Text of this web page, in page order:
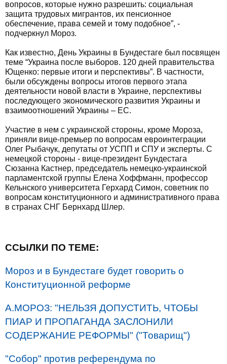
вопросов, которые нужно разрешить: социальная
защита трудовых мигрантов, их пенсионное
обеспечение, права семей и тому подобное”, -
подчеркнул Мороз.
Как известно, День Украины в Бундестаге был посвящен
теме “Украина после выборов. 120 дней правительства
Ющенко: первые итоги и перспективы”. В частности,
были обсуждены вопросы итогов первого этапа
деятельности новой власти в Украине, перспективы
последующего экономического развития Украины и
взаимоотношений Украины – ЕС.
Участие в нем с украинской стороны, кроме Мороза,
приняли вице-премьер по вопросам евроинтеграции
Олег Рыбачук, депутаты от УСПП и СПУ и эксперты. С
немецкой стороны - вице-президент Бундестага
Сюзанна Кастнер, председатель немецко-украинской
парламентской группы Елена Хоффманн, профессор
Кельнского университета Герхард Симон, советник по
вопросам конституционного и административного права
в странах СНГ Бернхард Шлер.
ССЫЛКИ ПО ТЕМЕ:
Мороз и в Бундестаге будет говорить о
Конституционной реформе
А.МОРОЗ: "НЕЛЬЗЯ ДОПУСТИТЬ, ЧТОБЫ
ПИАР И ПРОПАГАНДА ЗАСЛОНИЛИ
СОДЕРЖАНИЕ РЕФОРМЫ" ("Товарищ")
"Собор" против референдума по